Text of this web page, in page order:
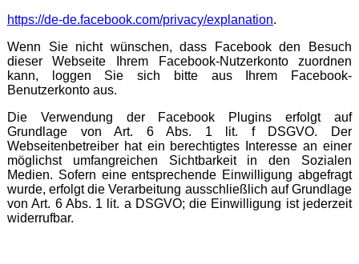
https://de-de.facebook.com/privacy/explanation.
Wenn Sie nicht wünschen, dass Facebook den Besuch
dieser Webseite Ihrem Facebook-Nutzerkonto zuordnen
kann, loggen Sie sich bitte aus Ihrem Facebook-
Benutzerkonto aus.
Die Verwendung der Facebook Plugins erfolgt auf
Grundlage von Art. 6 Abs. 1 lit. f DSGVO. Der
Webseitenbetreiber hat ein berechtigtes Interesse an einer
möglichst umfangreichen Sichtbarkeit in den Sozialen
Medien. Sofern eine entsprechende Einwilligung abgefragt
wurde, erfolgt die Verarbeitung ausschließlich auf Grundlage
von Art. 6 Abs. 1 lit. a DSGVO; die Einwilligung ist jederzeit
widerrufbar.